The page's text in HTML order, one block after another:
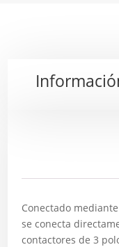
Conectado
se conecta
contactores de 3